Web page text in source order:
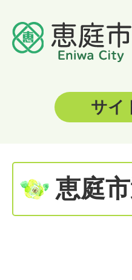
サイ
恵庭